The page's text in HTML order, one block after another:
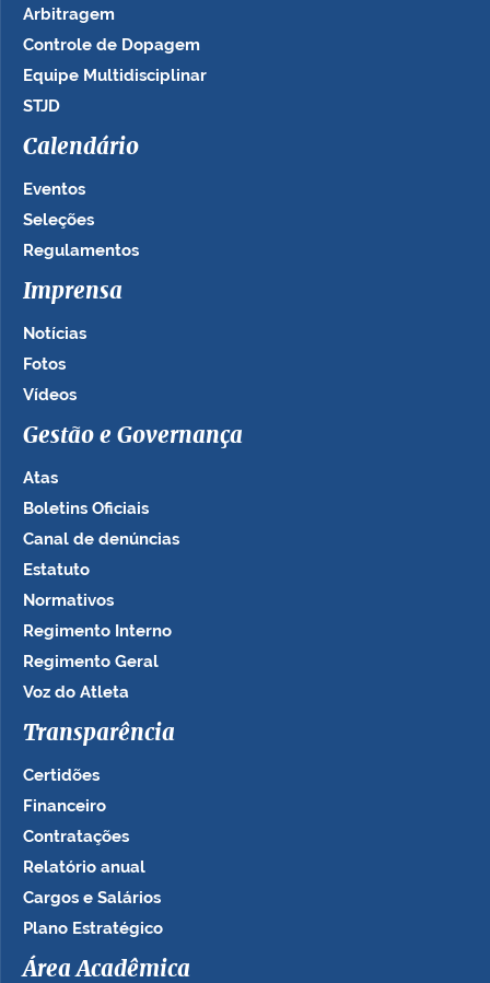
Arbitragem
Controle de Dopagem
Equipe Multidisciplinar
STJD
Calendário
Eventos
Seleções
Regulamentos
Imprensa
Notícias
Fotos
Vídeos
Gestão e Governança
Atas
Boletins Oficiais
Canal de denúncias
Estatuto
Normativos
Regimento Interno
Regimento Geral
Voz do Atleta
Transparência
Certidões
Financeiro
Contratações
Relatório anual
Cargos e Salários
Plano Estratégico
Área Acadêmica